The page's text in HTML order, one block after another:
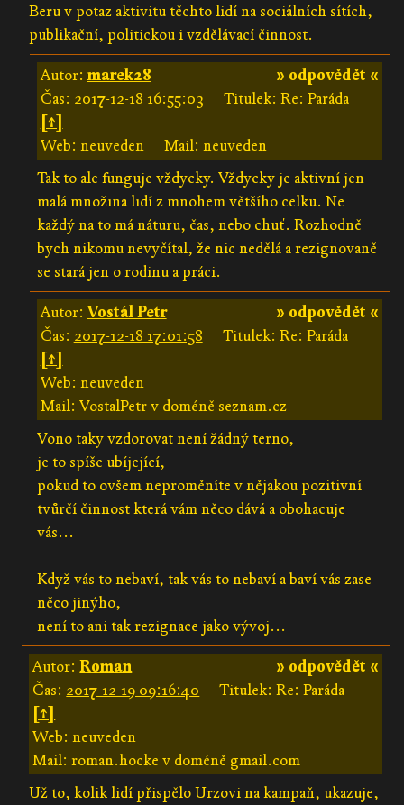
Beru v potaz aktivitu těchto lidí na sociálních sítích,
publikační, politickou i vzdělávací činnost.
» odpovědět «
Autor:marek28
Čas: 2017-12-18 16:55:03
Titulek: Re: Paráda
[↑]
Web: neuveden
Mail: neuveden
Tak to ale funguje vždycky. Vždycky je aktivní jen
malá množina lidí z mnohem většího celku. Ne
každý na to má náturu, čas, nebo chuť. Rozhodně
bych nikomu nevyčítal, že nic nedělá a rezignovaně
se stará jen o rodinu a práci.
» odpovědět «
Autor:Vostál Petr
Čas: 2017-12-18 17:01:58
Titulek: Re: Paráda
[↑]
Web: neuveden
Mail: VostalPetr v doméně seznam.cz
Vono taky vzdorovat není žádný terno,
je to spíše ubíjející,
pokud to ovšem neproměníte v nějakou pozitivní
tvůrčí činnost která vám něco dává a obohacuje
vás...
Když vás to nebaví, tak vás to nebaví a baví vás zase
něco jinýho,
není to ani tak rezignace jako vývoj...
» odpovědět «
Autor:Roman
Čas: 2017-12-19 09:16:40
Titulek: Re: Paráda
[↑]
Web: neuveden
Mail: roman.hocke v doméně gmail.com
Už to, kolik lidí přispělo Urzovi na kampaň, ukazuje,